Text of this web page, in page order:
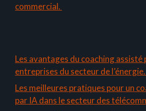
commercial.
Les avantages du coaching assisté
entreprises du secteur de l’énergie.
Les meilleures pratiques pour un
par IA dans le secteur des